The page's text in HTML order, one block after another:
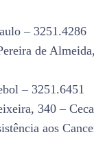
– 3251.4286
de
– 3251.6451
340 –
aos